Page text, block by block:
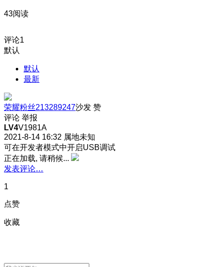
43阅读
评论1
默认
默认
最新
荣耀粉丝213289247沙发 赞
评论 举报
LV4V1981A
2021-8-14 16:32 属地未知
可在开发者模式中开启USB调试
正在加载, 请稍候...
发表评论…
1
点赞
收藏